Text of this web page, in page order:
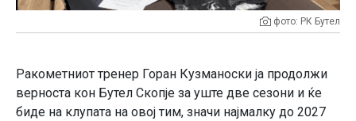
фото: РК Бутел
Ракометниот тренер Горан Кузманоски ја продолжи
верноста кон Бутел Скопје за уште две сезони и ќе
биде на клупата на овој тим, значи најмалку до 2027